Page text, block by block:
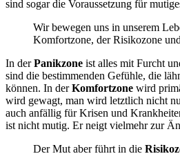
sind sogar die Voraussetzung für
Wir bewegen uns in unserem
Komfortzone, der Risikozone
In derPanikzone ist alles mit Furcht
sind die bestimmenden Gefühle, die
können. In derKomfortzone wird
wird gewagt, man wird letztlich nicht
auch anfällig für Krisen und
ist nicht mutig. Er neigt vielmehr zur
Der Mut aber führt in die